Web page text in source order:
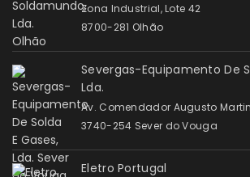
Zona Industrial, Lote 42
8700-281 Olhão
Severgas-Equipamento De
Lda.
Av. Comendador Augusto
3740-254 Sever do Vouga
Eletro Portugal